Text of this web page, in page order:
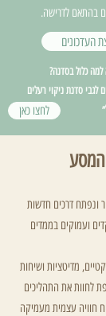
בהתאם לדרישה.
העדכונים
למה כלול בסדנה?
לגבי סדנת ניקוי רעלים
לחצו כאן
המסע
ונפתח דרכים חדשות
ועמוקים בממדים
מדיטציות ושיחות
לחוות את התהליכים
חוויה עצמית מעמיקה